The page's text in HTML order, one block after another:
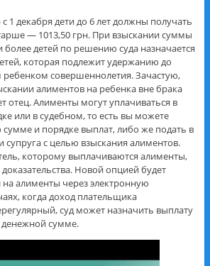
1 декабря дети до 6 лет должны получать
— 1013,50 грн. При взыскании суммы
более детей по решению суда назначается
которая подлежит удержанию до
совершеннолетия. Зачастую,
алиментов на ребенка вне брака
отец. Алименты могут уплачиваться в
или в судебном, то есть вы можете
и порядке выплат, либо же подать в
супруга с целью взыскания алиментов.
которому выплачиваются алименты,
Новой опцией будет
алименты через электронную
когда доход плательщика
суд может назначить выплату
денежной сумме.